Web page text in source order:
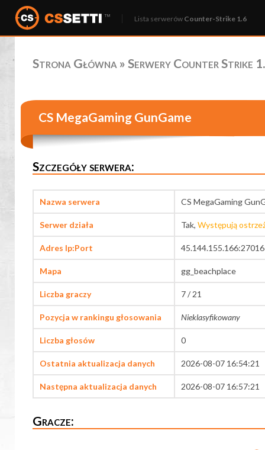
Lista serwerów Counter-Strike 1.6
Strona Główna » Serwery Counter Strike
CS MegaGaming GunGame
Szczegóły serwera:
Nazwa serwera CS MegaGaming
Serwer działa Tak, Występują
Adres Ip:Port 45.144.155.166:27016
Mapa gg_beachplace
Liczba graczy 7 / 21
Pozycja w rankingu głosowania Nieklasyfikowany
Liczba głosów 0
Ostatnia aktualizacja danych 2026-08-07 16:54:21
Następna aktualizacja danych 2026-08-07 16:57:21
Gracze: